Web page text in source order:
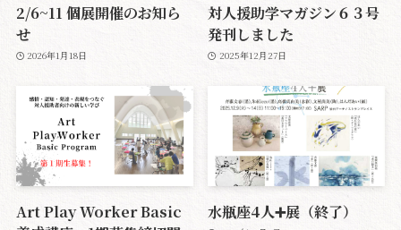
2/6~11 個展開催のお知ら
せ
2026年1月18日
対人援助学マガジン６３号
発刊しました
2025年12月27日
Art Play Worker Basic
水瓶座4人➕展（終了）